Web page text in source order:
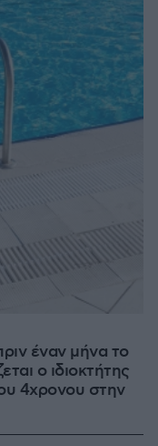
έναν μήνα το
ο ιδιοκτήτης
4χρονου στην